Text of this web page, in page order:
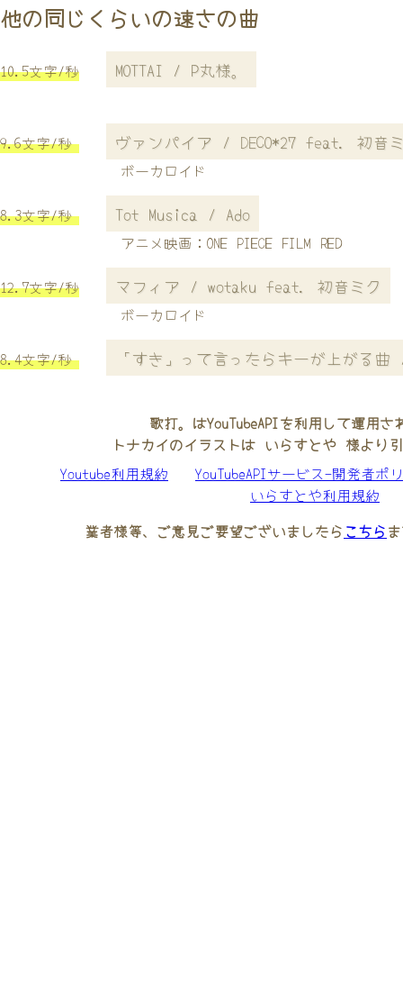
他の同じくらいの速さの曲
10.5文字/秒 MOTTAI / P丸様。
9.6文字/秒 ヴァンパイア / DECO*27 feat. 初音
ボーカロイド
8.3文字/秒 Tot Musica / Ado
アニメ映画：ONE PIECE FILM RED
12.7文字/秒 マフィア / wotaku feat. 初音ミク
ボーカロイド
8.4文字/秒 「すき」って言ったらキーが上がる
歌打。はYouTubeAPIを利用して運用さ
トナカイのイラストは いらすとや 様より
Youtube利用規約
YouTubeAPIサービス-開発者ポ
いらすとや利用規約
業者様等、ご意見ご要望ございましたら こちら